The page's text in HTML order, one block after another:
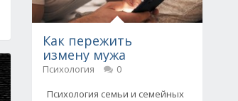
Как пережить
измену мужа
Психология
0
Психология семьи и семейных